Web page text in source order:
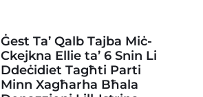
Ġest Ta’ Qalb Tajba Miċ-
Ckejkna Ellie ta’ 6 Snin Li
Ddeċidiet Tagħti Parti
Minn Xagħarha Bħala